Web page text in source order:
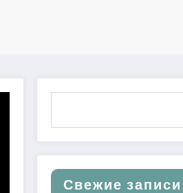
Свежие записи